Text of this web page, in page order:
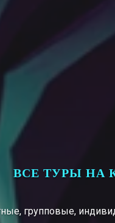
ВСЕ ТУРЫ НА
групповые,